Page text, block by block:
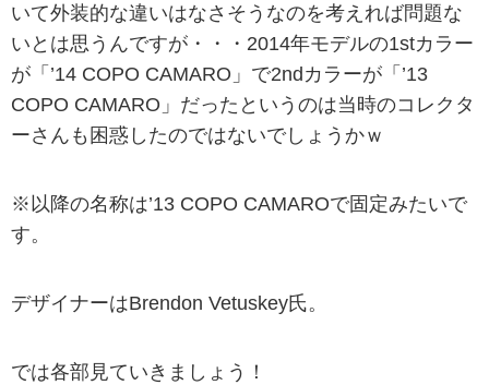
いて外装的な違いはなさそうなのを考えれば問題な
いとは思うんですが・・・2014年モデルの1stカラー
が「’14 COPO CAMARO」で2ndカラーが「’13
COPO CAMARO」だったというのは当時のコレクタ
ーさんも困惑したのではないでしょうかｗ
※以降の名称は’13 COPO CAMAROで固定みたいで
す。
デザイナーはBrendon Vetuskey氏。
では各部見ていきましょう！